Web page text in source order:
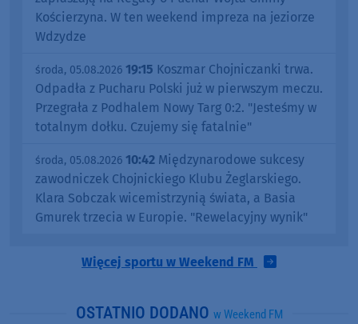
Kościerzyna. W ten weekend impreza na jeziorze
Wdzydze
środa, 05.08.2026 19:15 Koszmar Chojniczanki trwa.
Odpadła z Pucharu Polski już w pierwszym meczu.
Przegrała z Podhalem Nowy Targ 0:2. "Jesteśmy w
totalnym dołku. Czujemy się fatalnie"
środa, 05.08.2026 10:42 Międzynarodowe sukcesy
zawodniczek Chojnickiego Klubu Żeglarskiego.
Klara Sobczak wicemistrzynią świata, a Basia
Gmurek trzecia w Europie. "Rewelacyjny wynik"
Więcej sportu w Weekend FM
OSTATNIO DODANO w Weekend FM